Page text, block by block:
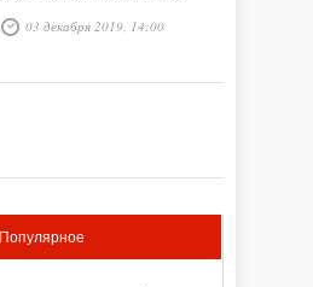
03 декабря 2019, 14:00
Популярное